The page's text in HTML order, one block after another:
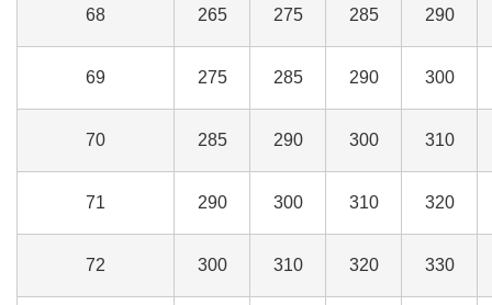
68 265 275 285 290
69 275 285 290 300
70 285 290 300 310
71 290 300 310 320
72 300 310 320 330